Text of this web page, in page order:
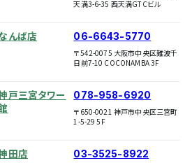
天満3-6-35 西天満GTCビル
んば店 06-6643-5770
〒542-0075 大阪市中央区難波千
日前7-10 COCONAMBA 3F
戸三宮タワー
078-958-6920
〒650-0021 神戸市中央区三宮町
1-5-29 5F
田店 03-3525-8922